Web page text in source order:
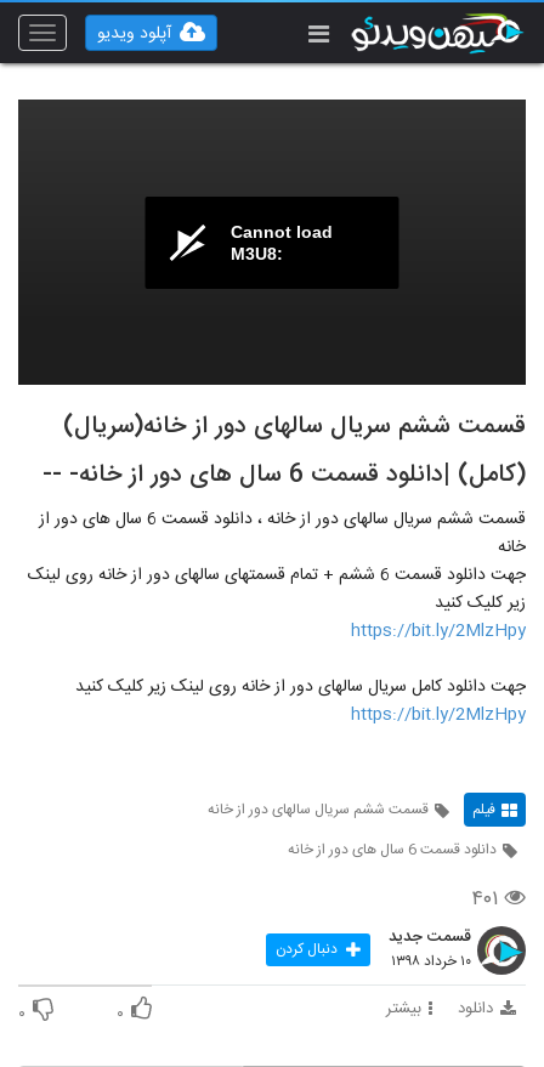
Toggle
آپلود ویدیو
Cannot load
M3U8:
قسمت ششم سریال سالهای دور از خانه(سریال)
(کامل) |دانلود قسمت 6 سال های دور از خانه- --
قسمت ششم سریال سالهای دور از خانه ، دانلود قسمت 6 سال های دور از
خانه
جهت دانلود قسمت 6 ششم + تمام قسمتهای سالهای دور از خانه روی لینک
زیر کلیک کنید
https://bit.ly/2MlzHpy
جهت دانلود کامل سریال سالهای دور از خانه روی لینک زیر کلیک کنید
https://bit.ly/2MlzHpy
فیلم
قسمت ششم سریال سالهای دور از خانه
دانلود قسمت 6 سال های دور از خانه
۴۰۱
قسمت جدید
۱۰ خرداد ۱۳۹۸ دنبال کردن
دانلود بیشتر ۰ ۰